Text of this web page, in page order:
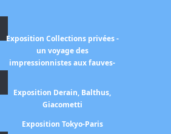
Exposition Collections privées -
un voyage des
impressionnistes aux fauves-
Exposition Derain, Balthus,
Giacometti
Exposition Tokyo-Paris